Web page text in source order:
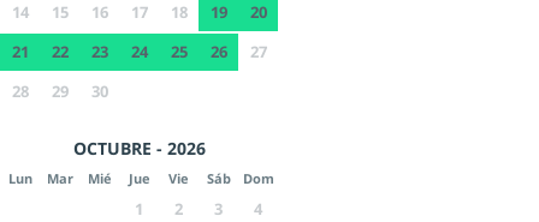
14
15 16 17 18 19
20
21
22 23 24 25 26
27
28
29 30
OCTUBRE - 2026
Lun Mar Mié Jue Vie Sáb Dom
1 2 3
4